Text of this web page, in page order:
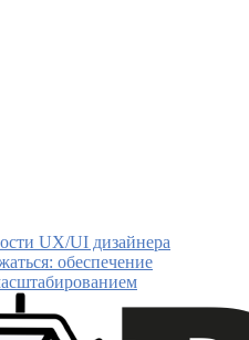
UX/UI дизайнера
обеспечение